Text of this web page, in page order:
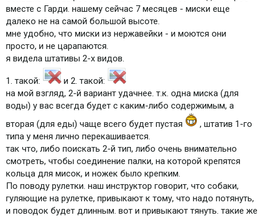
вместе с Гарди. нашему сейчас 7 месяцев - миски еще
далеко не на самой большой высоте.
мне удобно, что миски из нержавейки - и моются они
просто, и не царапаются.
я видела штативы 2-х видов.
1. такой:
и 2. такой:
на мой взгляд, 2-й вариант удачнее. т.к. одна миска (для
воды) у вас всегда будет с каким-либо содержимым, а
вторая (для еды) чаще всего будет пустая
, штатив 1-го
типа у меня лично перекашивается.
так что, либо поискать 2-й тип, либо очень внимательно
смотреть, чтобы соединение палки, на которой крепятся
кольца для мисок, и ножек было крепким.
По поводу рулетки. наш инструктор говорит, что собаки,
гуляющие на рулетке, привыкают к тому, что надо потянуть,
и поводок будет длинным. вот и привыкают тянуть. такие же